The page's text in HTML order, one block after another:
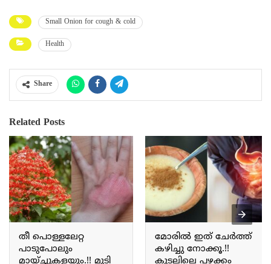
Small Onion for cough & cold
Health
Share
Related Posts
തീ പൊള്ളലേറ്റ
പാടുപോലും
മായ്ച്ചുകളയും.!! മുടി
മോരിൽ ഇത് ചേർത്ത്
കഴിച്ചു നോക്കൂ.!!
കുടലിലെ പഴക്കം